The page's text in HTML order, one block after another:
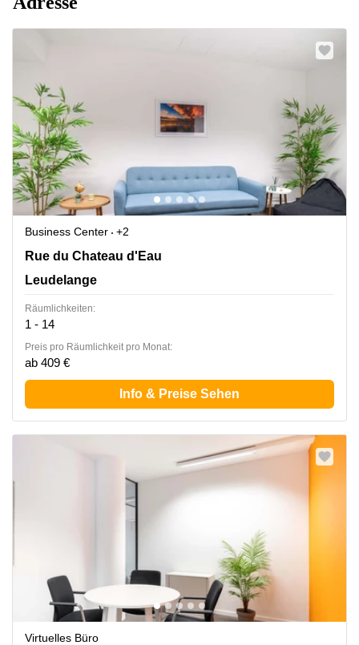
Business Center
+2
12, Rue du Chateau D'eau, Leudelange
Rue du Chateau d'Eau
Leudelange
Räumlichkeiten:
1 - 14
Preis pro Räumlichkeit pro Monat:
ab 409 €
Info & Preise Sehen
Virtuelles Büro